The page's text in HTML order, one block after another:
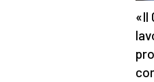
«Il